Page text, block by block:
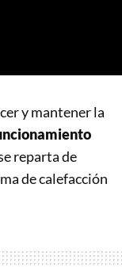
y mantener la
reparta de
de calefacción